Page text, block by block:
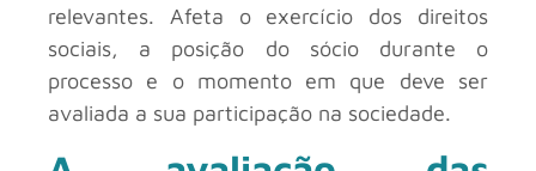
relevantes. Afeta o exercício dos direitos
sociais, a posição do sócio durante o
processo e o momento em que deve ser
avaliada a sua participação na sociedade.